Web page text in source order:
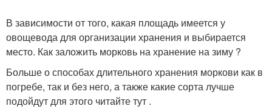
В зависимости от того, какая площадь имеется у
овощевода для организации хранения и выбирается
место. Как заложить морковь на хранение на зиму ?
Больше о способах длительного хранения моркови как в
погребе, так и без него, а также какие сорта лучше
подойдут для этого читайте тут .